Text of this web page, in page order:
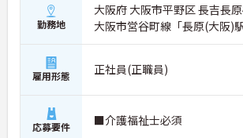
勤務地
大阪府 大阪市平野区 長吉長
大阪市営谷町線「長原(大阪)
雇用形態 正社員(正職員)
応募要件 ■介護福祉士必須